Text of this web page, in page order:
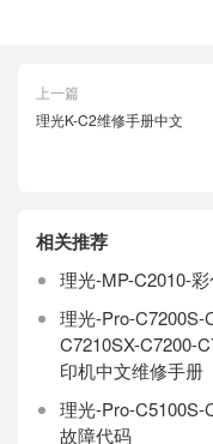
上一篇
理光K-C2维修手册中文
相关推荐
理光-MP-C2010-
理光-Pro-C7200S-
C7210SX-C7200-
印机中文维修手册
理光-Pro-C5100S-
故障代码